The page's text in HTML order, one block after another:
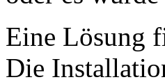
Eine Lösung
Die